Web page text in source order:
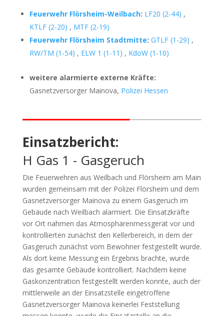
Feuerwehr Flörsheim-Weilbach: LF20 (2-44) ,
KTLF (2-20) , MTF (2-19)
Feuerwehr Flörsheim Stadtmitte: GTLF (1-29) ,
RW/TM (1-54) , ELW 1 (1-11) , KdoW (1-10)
weitere alarmierte externe Kräfte:
Gasnetzversorger Mainova, Polizei Hessen
Einsatzbericht:
H Gas 1 - Gasgeruch
Die Feuerwehren aus Weilbach und Flörsheim am Main
wurden gemeinsam mit der Polizei Flörsheim und dem
Gasnetzversorger Mainova zu einem Gasgeruch im
Gebäude nach Weilbach alarmiert. Die Einsatzkräfte
vor Ort nahmen das Atmosphärenmessgerät vor und
kontrollierten zunächst den Kellerbereich, in dem der
Gasgeruch zunächst vom Bewohner festgestellt wurde.
Als dort keine Messung ein Ergebnis brachte, wurde
das gesamte Gebäude kontrolliert. Nachdem keine
Gaskonzentration festgestellt werden konnte, auch der
mittlerweile an der Einsatzstelle eingetroffene
Gasnetzversorger Mainova keinerlei Feststellung